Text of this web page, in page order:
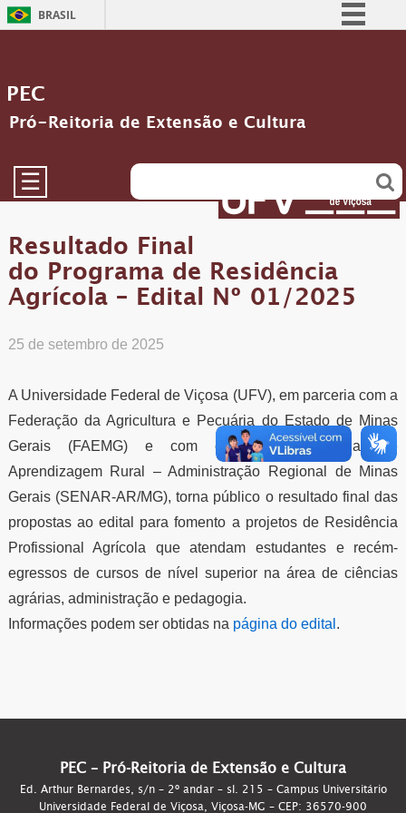
BRASIL
Acesso à informação
Legislação
PEC
Pró-Reitoria de Extensão e Cultura
☰
Resultado Final
do Programa de Residência
Agrícola – Edital Nº 01/2025
25 de setembro de 2025
A Universidade Federal de Viçosa (UFV), em parceria com a
Federação da Agricultura e Pecuária do Estado de Minas
Gerais (FAEMG) e com o Serviço Nacional de
Aprendizagem Rural – Administração Regional de Minas
Gerais (SENAR-AR/MG), torna público o resultado final das
propostas ao edital para fomento a projetos de Residência
Profissional Agrícola que atendam estudantes e recém-
egressos de cursos de nível superior na área de ciências
agrárias, administração e pedagogia.
Informações podem ser obtidas na página do edital .
PEC – Pró-Reitoria de Extensão e Cultura
Ed. Arthur Bernardes, s/n – 2º andar – sl. 215 – Campus Universitário
Universidade Federal de Viçosa, Viçosa-MG – CEP: 36570-900